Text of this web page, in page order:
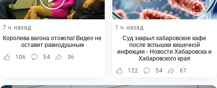
7 ч. назад
Королева вагона отожгла! Видео не
оставит равнодушным
106
54 36
1 ч. назад
Суд закрыл хабаровское кафе
после вспышки кишечной
инфекции - Новости Хабаровска и
Хабаровского края
122
54 67